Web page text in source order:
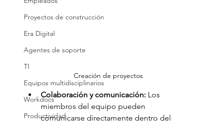
Proyectos de construcción
Era Digital
Agentes de soporte
TI
Equipos multidisciplinarios
Workdocs
Productividad
Creación de proyectos
Colaboración y comunicación: Los
miembros del equipo pueden
comunicarse directamente dentro del